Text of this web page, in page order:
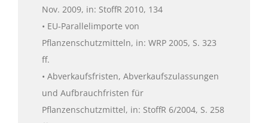
Nov. 2009, in: StoffR 2010, 134
• EU-Parallelimporte von
Pflanzenschutzmitteln, in: WRP 2005, S. 323
ff.
• Abverkaufsfristen, Abverkaufszulassungen
und Aufbrauchfristen für
Pflanzenschutzmittel, in: StoffR 6/2004, S. 258